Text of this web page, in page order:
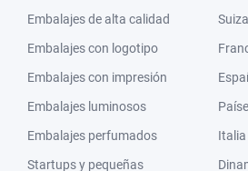
Embalajes de alta calidad
Embalajes con logotipo
Embalajes con impresión
Embalajes luminosos
Embalajes perfumados
Startups y pequeñas
Suiza
Italia